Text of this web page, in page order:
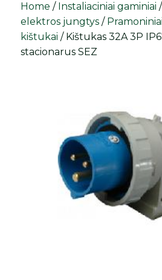
Home / Instaliaciniai gaminiai /
elektros jungtys /
kištukai / Kištukas 32A 3P
stacionarus SEZ